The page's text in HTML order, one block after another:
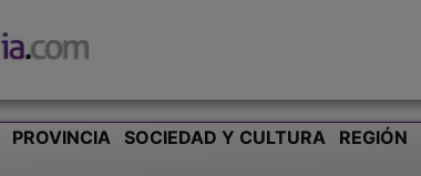
PROVINCIA SOCIEDAD Y CULTURA REGIÓN